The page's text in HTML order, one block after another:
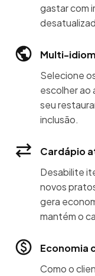
gastar com
Multi-
Selecione
escolher ao
seu
inclusão.
Cardápio
Desabilite
novos
gera
mantém o
Economia
Como o